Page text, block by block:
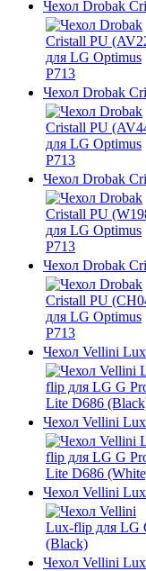
Чехол Drobak
Чехол Drobak
Чехол Drobak
Чехол Drobak
Чехол Vellini
Чехол Vellini
Чехол Vellini
Чехол Vellini